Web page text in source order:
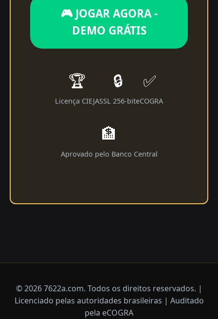
🎮 JOGAR AGORA -
DEMO GRÁTIS
🏆
Licença CIEJA
🔒
SSL 256-bit
✅
eCOGRA
🏦
Aprovado pelo Banco Central
© 2026 7622a.com. Todos os direitos reservados. |
Licenciado pelas autoridades brasileiras | Auditado
pela eCOGRA